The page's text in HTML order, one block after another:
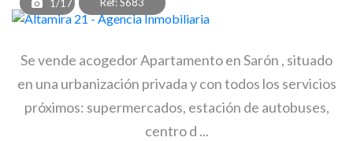
1/17 Ref: S683
Se vende acogedor Apartamento en Sarón , situado
en una urbanización privada y con todos los servicios
próximos: supermercados, estación de autobuses,
centro d ...